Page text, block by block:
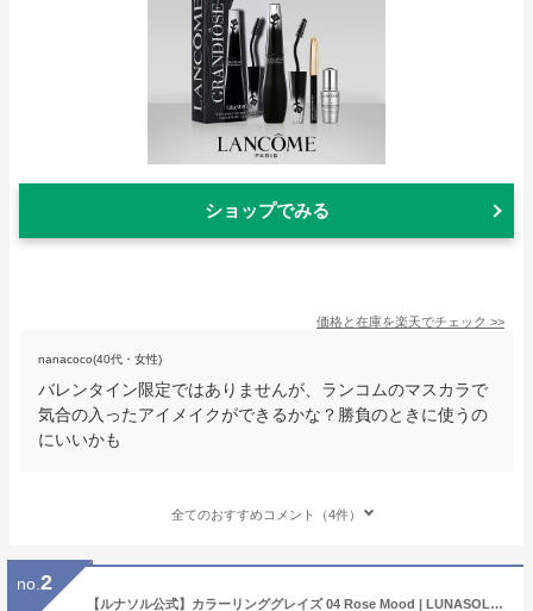
ショップでみる
価格と在庫を楽天でチェック >>
nanacoco(40代・女性)
バレンタイン限定ではありませんが、ランコムのマスカラで
気合の入ったアイメイクができるかな？勝負のときに使うの
にいいかも
全てのおすすめコメント（4件）
no. 2
【ルナソル公式】カラーリンググレイズ 04 Rose Mood | LUNASOL | チーク 2色パレット プレゼント 贈り物 ギフト 女性 誕生日 バレンタイン ホワイトデー 卒業 退職 歓送迎会 お祝い デパコス カネボウ フェイスカラー 人気 春コフレ 春コスメ【3/17発売】